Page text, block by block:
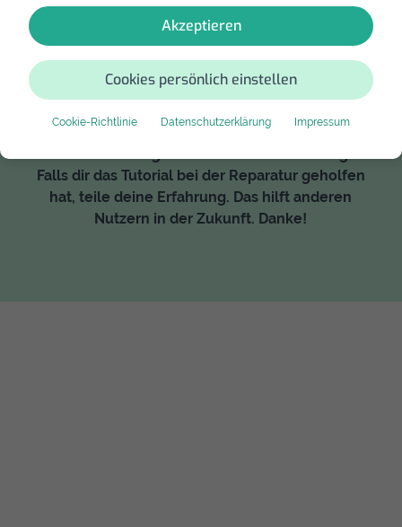
Akzeptieren
Cookies persönlich einstellen
Cookie-Richtlinie Datenschutzerklärung Impressum
Bewertung
Bewertung schreiben
Falls dir das Tutorial bei der Reparatur geholfen
hat, teile deine Erfahrung. Das hilft anderen
Nutzern in der Zukunft. Danke!